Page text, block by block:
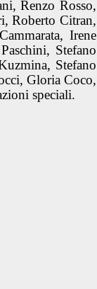
Renzo Rosso,
Roberto Citran,
Irene
Stefano
Stefano
Gloria Coco,
speciali.